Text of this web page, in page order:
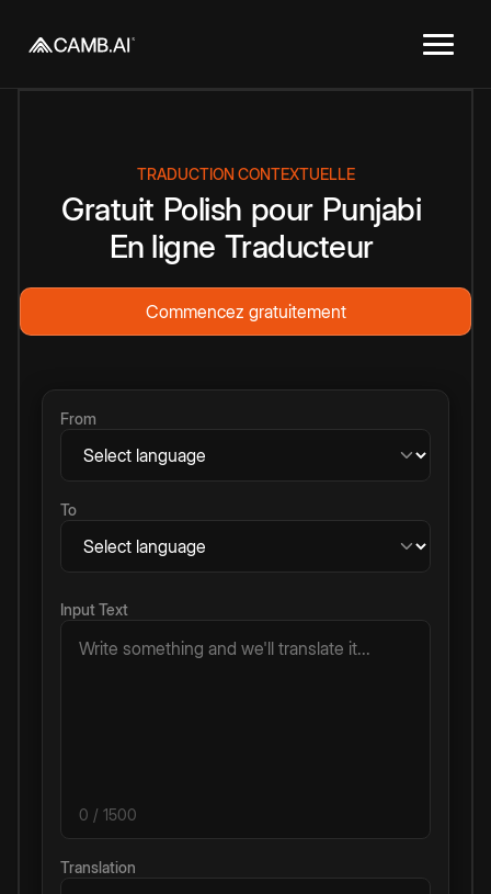
TRADUCTION CONTEXTUELLE
Gratuit Polish pour Punjabi
En ligne Traducteur
Commencez gratuitement
From
To
Input Text
0 / 1500
Translation